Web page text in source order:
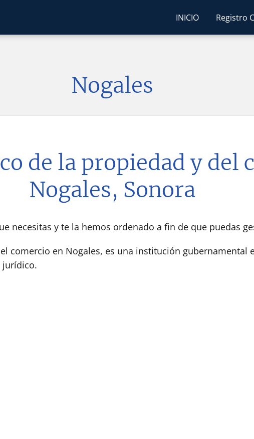
INICIO Registro
Nogales
de la propiedad y del
Nogales, Sonora
necesitas y te la hemos ordenado a fin de que puedas
comercio en Nogales, es una institución gubernamental
jurídico.